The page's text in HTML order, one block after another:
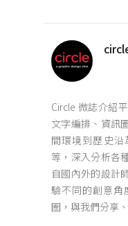
Circle 微誌介紹
文字編排、資訊
間環境到歷史
等，深入分析各
自國內外的設計
驗不同的創意角
圈，與我們分享